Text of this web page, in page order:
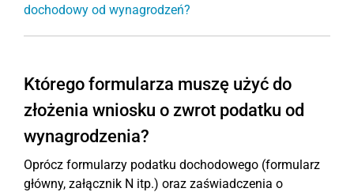
dochodowy od wynagrodzeń?
Którego formularza muszę użyć do
złożenia wniosku o zwrot podatku od
wynagrodzenia?
Oprócz formularzy podatku dochodowego (formularz
główny, załącznik N itp.) oraz zaświadczenia o